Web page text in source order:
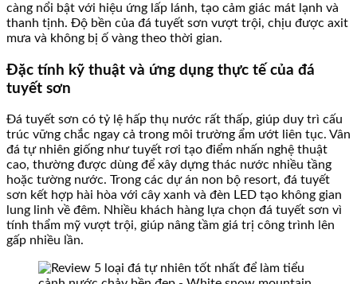
càng nổi bật với hiệu ứng lấp lánh, tạo cảm giác mát lạnh và
thanh tịnh. Độ bền của đá tuyết sơn vượt trội, chịu được axit
mưa và không bị ố vàng theo thời gian.
Đặc tính kỹ thuật và ứng dụng thực tế của đá
tuyết sơn
Đá tuyết sơn có tỷ lệ hấp thụ nước rất thấp, giúp duy trì cấu
trúc vững chắc ngay cả trong môi trường ẩm ướt liên tục. Vân
đá tự nhiên giống như tuyết rơi tạo điểm nhấn nghệ thuật
cao, thường được dùng để xây dựng thác nước nhiều tầng
hoặc tường nước. Trong các dự án non bộ resort, đá tuyết
sơn kết hợp hài hòa với cây xanh và đèn LED tạo không gian
lung linh về đêm. Nhiều khách hàng lựa chọn đá tuyết sơn vì
tính thẩm mỹ vượt trội, giúp nâng tầm giá trị công trình lên
gấp nhiều lần.